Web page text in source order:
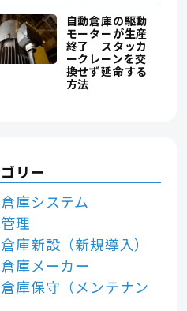
自動倉庫の駆動
モーターが生産
終了｜スタッカ
ークレーンを交
換せず延命する
方法
リー
庫システム
理
庫新設（新規導入）
庫メーカー
庫保守（メンテナン